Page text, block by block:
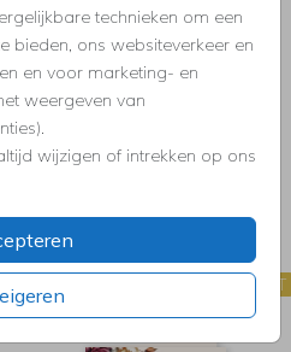
technieken om een
bieden, ons websiteverkeer en
en voor marketing- en
weergeven van
wijzigen of intrekken op ons
BEDANKKAART